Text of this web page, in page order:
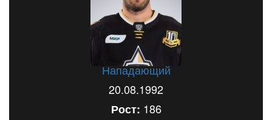
Нападающий
20.08.1992
Рост: 186